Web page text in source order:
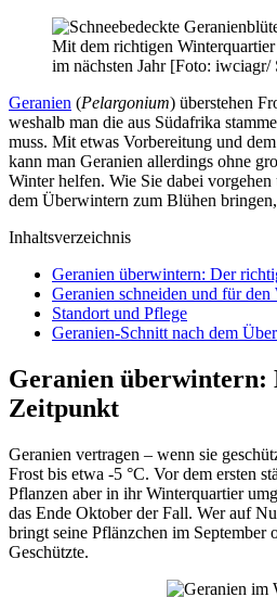
Mit dem richtigen
im nächsten Jahr [Foto: iwciagr/
Geranien (Pelargonium) überstehen
weshalb man die aus Südafrika
muss. Mit etwas Vorbereitung und
kann man Geranien allerdings ohne
Winter helfen. Wie Sie dabei
dem Überwintern zum Blühen
Inhaltsverzeichnis
Geranien überwintern: Der
Geranien schneiden und für den
Standort und Pflege
Geranien-Schnitt nach dem
Geranien überwintern:
Zeitpunkt
Geranien vertragen – wenn sie
Frost bis etwa -5 °C. Vor dem ersten
Pflanzen aber in ihr Winterquartier
das Ende Oktober der Fall. Wer auf
bringt seine Pflänzchen im September
Geschützte.